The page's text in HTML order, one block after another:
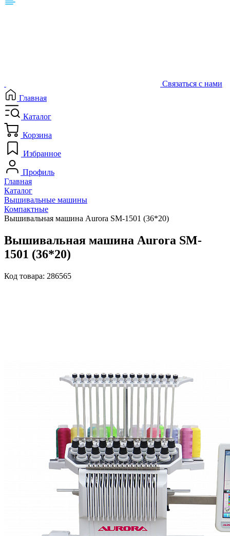
Связаться с нами
Главная
Каталог
Корзина
Избранное
Профиль
Главная
Каталог
Вышивальные машины
Компактные
Вышивальная машина Aurora SM-1501 (36*20)
Вышивальная машина Aurora SM-
1501 (36*20)
Код товара: 286565